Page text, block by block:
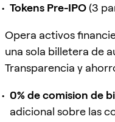
Tokens Pre-IPO(3
Opera activos
una sola billetera de
Transparencia y
0% de comision de
adicional sobre las